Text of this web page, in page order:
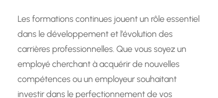
Les formations continues jouent un rôle essentiel
dans le développement et l’évolution des
carrières professionnelles. Que vous soyez un
employé cherchant à acquérir de nouvelles
compétences ou un employeur souhaitant
investir dans le perfectionnement de vos